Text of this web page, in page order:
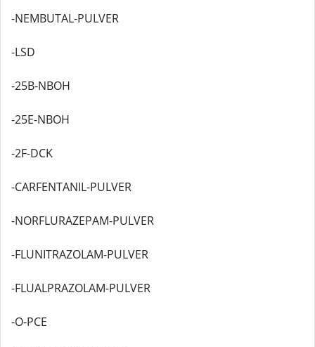
-NEMBUTAL-PULVER
-LSD
-25B-NBOH
-25E-NBOH
-2F-DCK
-CARFENTANIL-PULVER
-NORFLURAZEPAM-PULVER
-FLUNITRAZOLAM-PULVER
-FLUALPRAZOLAM-PULVER
-O-PCE